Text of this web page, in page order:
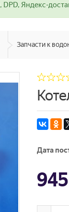
Яндекс-
Запчасти к
Дата
945